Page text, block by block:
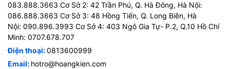
083.888.3663 Cơ Sở 2: 42 Trần Phú, Q. Hà Đông, Hà Nội:
086.888.3663 Cơ Sở 3: 48 Hồng Tiến, Q. Long Biên, Hà
Nội: 090.896.3993 Cơ Sở 4: 403 Ngô Gia Tự- P.2, Q.10 Hồ Chí
Minh: 0707.678.707
Điện thoại:0813600999
Email: hotro@hoangkien.com